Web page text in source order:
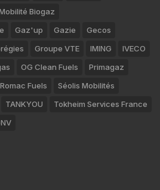
Biogaz
Gaz'up Gazie
Gecos
Groupe VTE IMING
IVECO
OG Clean Fuels
Primagaz
Romac Fuels
Séolis Mobilités
TANKYOU
Tokheim Services France